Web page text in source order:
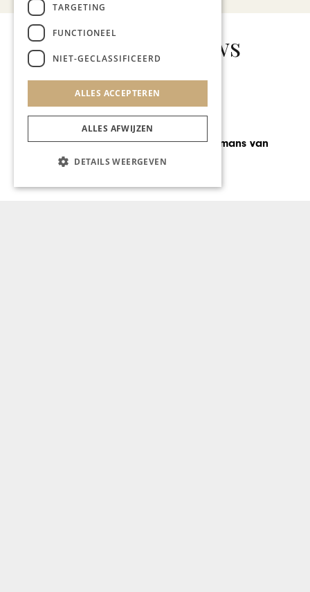
Gerelateerd nieuws
GASTRONOMIE
Chef Ralph Hermans van
Rantree
TARGETING
FUNCTIONEEL
NIET-GECLASSIFICEERD
ALLES ACCEPTEREN
ALLES AFWIJZEN
DETAILS WEERGEVEN